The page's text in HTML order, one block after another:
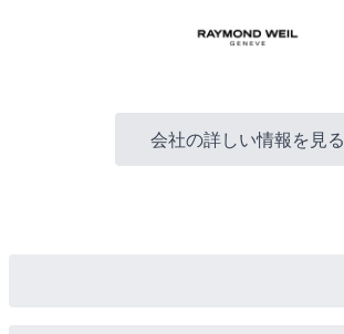
会社の詳しい情報を見る